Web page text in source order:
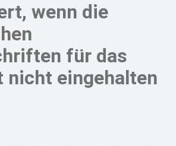
wenn die
für das
nicht eingehalten